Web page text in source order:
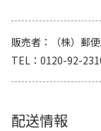
販売者
（株）郵
TEL
0120-92-
配送情報